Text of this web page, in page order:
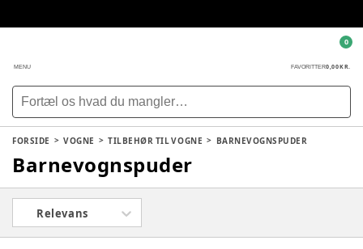
MENU FAVORITTER0,00 KR.
0
FORSIDE VOGNE TILBEHØR TIL VOGNE BARNEVOGNSPUDER
Barnevognspuder
Relevans